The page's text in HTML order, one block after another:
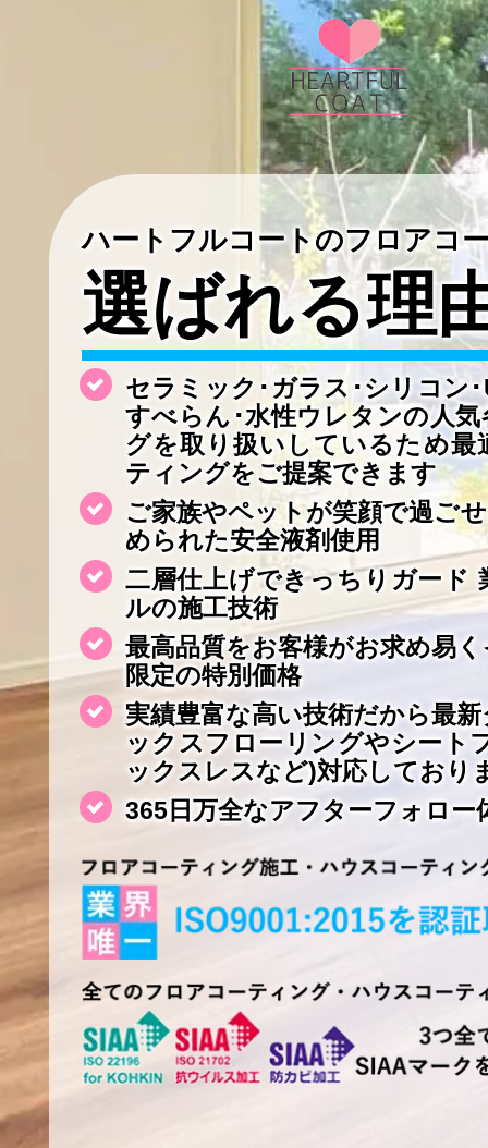
ハートフルコートのフロアコ
選ばれる理
セラミック･ガラス･シリコン
すべらん･水性ウレタンの人
グを取り扱いしているため最
ティングをご提案できます
ご家族やペットが笑顔で過ご
められた安全液剤使用
二層仕上げできっちりガード
ルの施工技術
最高品質をお客様がお求め易
限定の特別価格
実績豊富な高い技術だから最
ックスフローリングやシート
ックスレスなど)対応しており
365日万全なアフターフォロー